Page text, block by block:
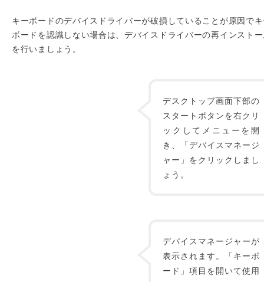
キーボードのデバイスドライバーが破損していることが原因で
ボードを認識しない場合は、デバイスドライバーの再インスト
を行いましょう。
デスクトップ画面下部の
スタートボタンを右クリ
ックしてメニューを開
き、「デバイスマネージ
ャー」をクリックしまし
ょう。
デバイスマネージャーが
表示されます。「キーボ
ード」項目を開いて使用